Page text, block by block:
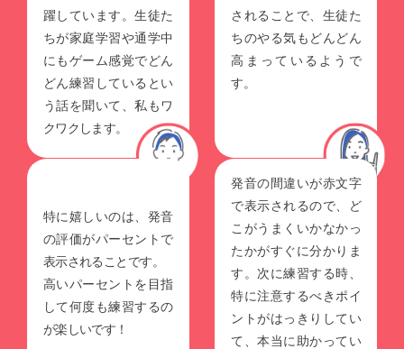
躍しています。生徒た
ちが家庭学習や通学中
にもゲーム感覚でどん
どん練習しているとい
う話を聞いて、私もワ
クワクします。
されることで、生徒た
ちのやる気もどんどん
高まっているようで
す。
特に嬉しいのは、発音
の評価がパーセントで
表示されることです。
高いパーセントを目指
して何度も練習するの
が楽しいです！
発音の間違いが赤文字
で表示されるので、ど
こがうまくいかなかっ
たかがすぐに分かりま
す。次に練習する時、
特に注意するべきポイ
ントがはっきりしてい
て、本当に助かってい